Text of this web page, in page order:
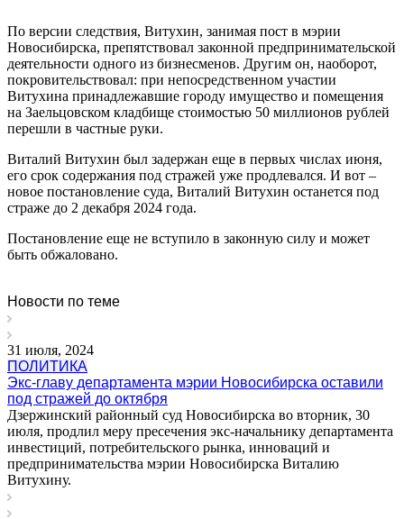
По версии следствия, Витухин, занимая пост в мэрии
Новосибирска, препятствовал законной предпринимательской
деятельности одного из бизнесменов. Другим он, наоборот,
покровительствовал: при непосредственном участии
Витухина принадлежавшие городу имущество и помещения
на Заельцовском кладбище стоимостью 50 миллионов рублей
перешли в частные руки.
Виталий Витухин был задержан еще в первых числах июня,
его срок содержания под стражей уже продлевался. И вот ‒
новое постановление суда, Виталий Витухин останется под
страже до 2 декабря 2024 года.
Постановление еще не вступило в законную силу и может
быть обжаловано.
Новости по теме
31 июля, 2024
ПОЛИТИКА
Экс-главу департамента мэрии Новосибирска оставили
под стражей до октября
Дзержинский районный суд Новосибирска во вторник, 30
июля, продлил меру пресечения экс-начальнику департамента
инвестиций, потребительского рынка, инноваций и
предпринимательства мэрии Новосибирска Виталию
Витухину.